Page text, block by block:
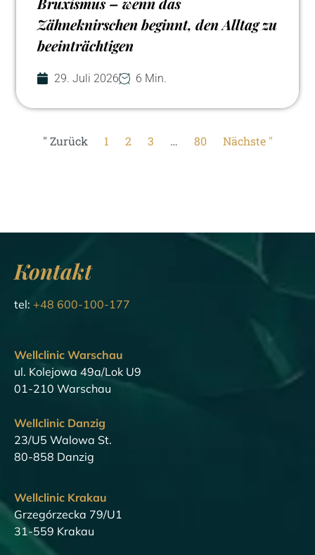
Zähneknirschen beginnt, den Alltag zu
beeinträchtigen
29. Juli 2026 6 Min.
" Zurück 1 2 3 … 80 Nächste "
Kontakt
tel: +48 600-100-177
Wellclinic Warschau
ul. Kolejowa 49a/Lok U9
01-210 Warschau
Wellclinic Danzig
23/U5 Walowa St.
80-858 Danzig
Wellclinic Krakau
Grzegórzecka 79/U1
31-559 Krakau